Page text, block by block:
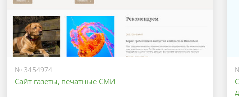
№ 3454974
Сайт газеты, печатные СМИ